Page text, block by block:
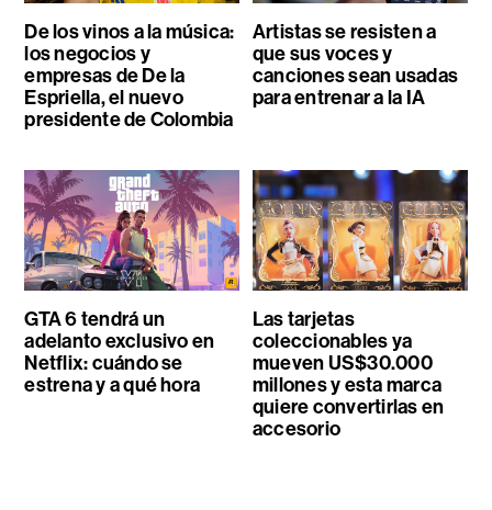
De los vinos a la música:
los negocios y
empresas de De la
Espriella, el nuevo
presidente de Colombia
Artistas se resisten a
que sus voces y
canciones sean usadas
para entrenar a la IA
GTA 6 tendrá un
adelanto exclusivo en
Netflix: cuándo se
estrena y a qué hora
Las tarjetas
coleccionables ya
mueven US$30.000
millones y esta marca
quiere convertirlas en
accesorio